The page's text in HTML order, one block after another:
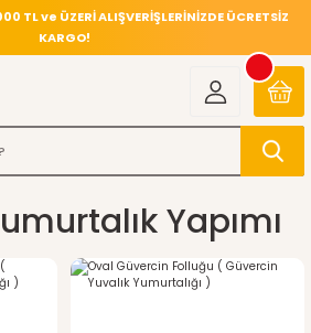
TL ve ÜZERİ ALIŞVERİŞLERİNİZDE ÜCRETSİZ
KARGO!
Yapımı